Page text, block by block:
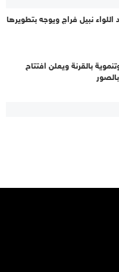
نبيل فراج ويوجه بتطويرها
بالقرنة ويعلن افتتاح